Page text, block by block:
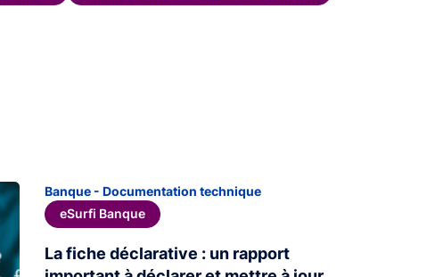
Banque - Documentation technique
eSurfi Banque
La fiche déclarative : un rapport